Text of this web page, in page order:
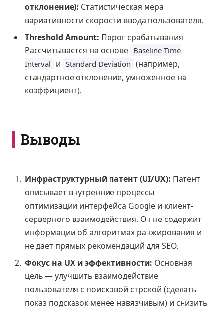
отклонение): Статистическая мера
вариативности скорости ввода пользователя.
Threshold Amount: Порог срабатывания.
Рассчитывается на основе Baseline Time
Interval и Standard Deviation (например,
стандартное отклонение, умноженное на
коэффициент).
Выводы
Инфраструктурный патент (UI/UX): Патент
описывает внутренние процессы
оптимизации интерфейса Google и клиент-
серверного взаимодействия. Он не содержит
информации об алгоритмах ранжирования и
не дает прямых рекомендаций для SEO.
Фокус на UX и эффективности: Основная
цель — улучшить взаимодействие
пользователя с поисковой строкой (сделать
показ подсказок менее навязчивым) и снизить